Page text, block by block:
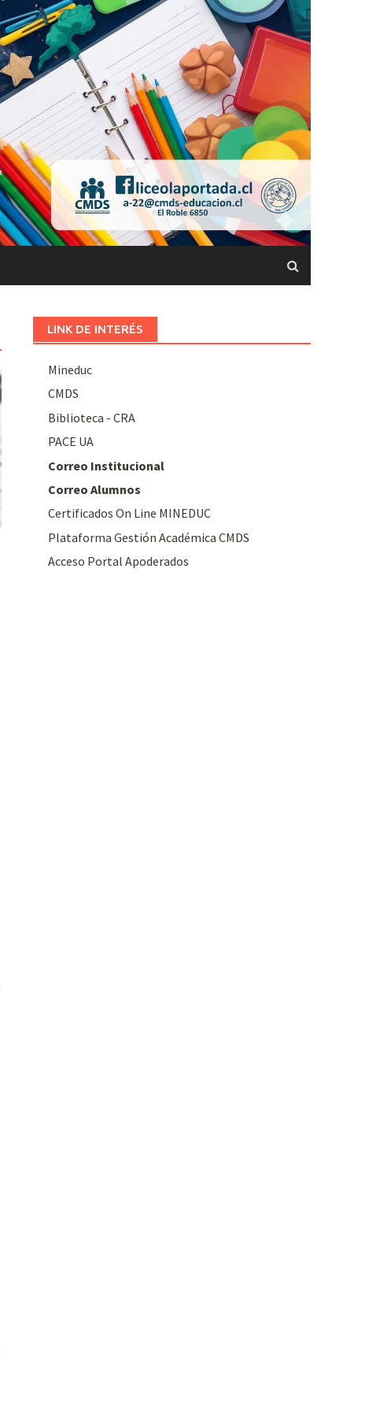
LINK DE INTERÉS
Mineduc
CMDS
Biblioteca - CRA
PACE UA
Correo Institucional
Correo Alumnos
Certificados On Line MINEDUC
Plataforma Gestión Académica CMDS
Acceso Portal Apoderados